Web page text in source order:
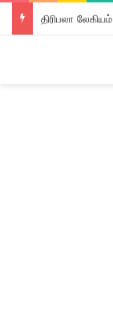
திரிபலா லேகியம்